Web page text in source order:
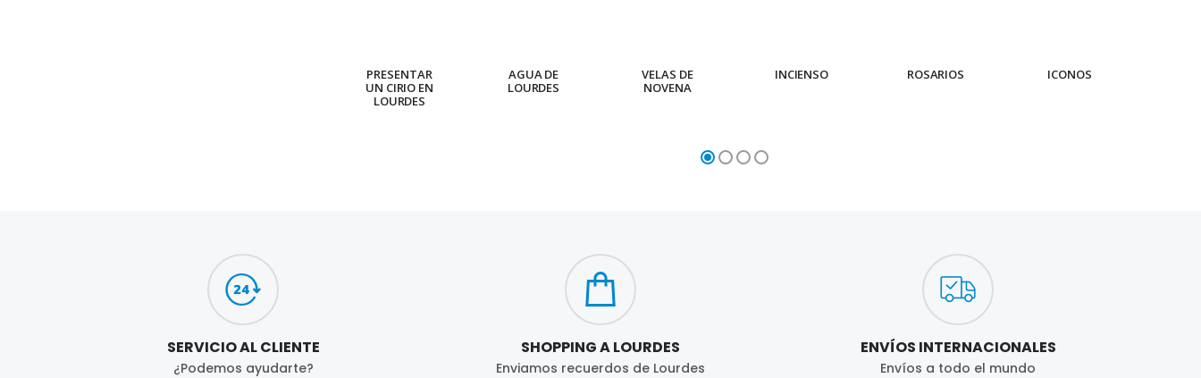
PRESENTAR
UN CIRIO EN
LOURDES
AGUA DE
LOURDES
VELAS DE
NOVENA
INCIENSO ROSARIOS ICONOS
SERVICIO AL CLIENTE
¿Podemos ayudarte?
SHOPPING A LOURDES
Enviamos recuerdos de Lourdes
ENVÍOS INTERNACIONALES
Envíos a todo el mundo